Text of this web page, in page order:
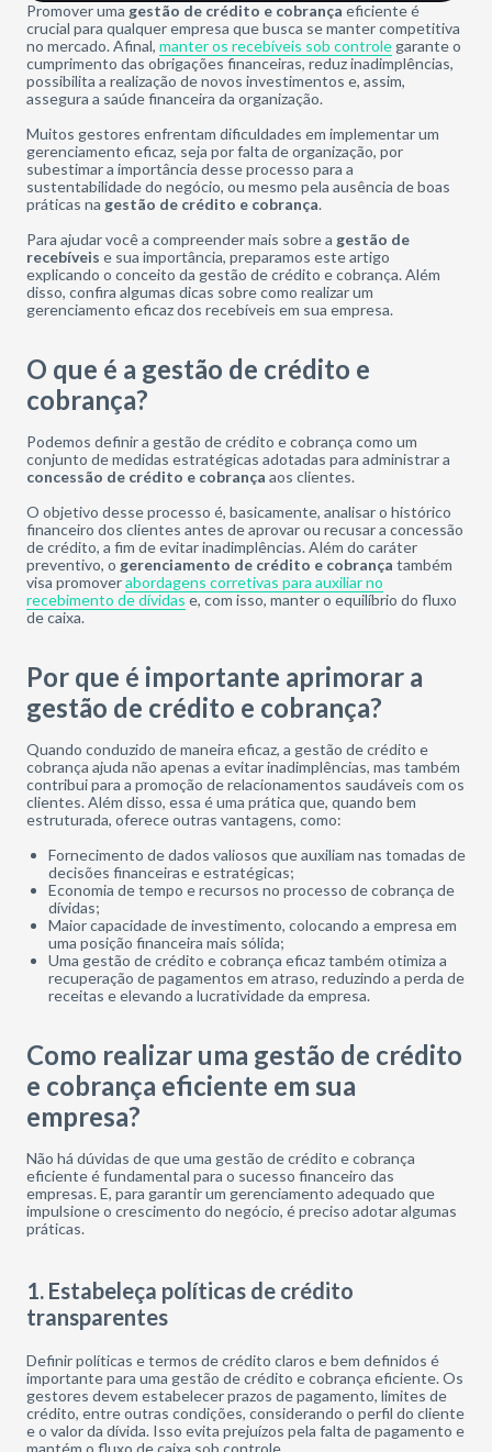
Promover uma gestão de crédito e cobrança eficiente é
crucial para qualquer empresa que busca se manter competitiva
no mercado. Afinal, manter os recebíveis sob controle garante o
cumprimento das obrigações financeiras, reduz inadimplências,
possibilita a realização de novos investimentos e, assim,
assegura a saúde financeira da organização.
Muitos gestores enfrentam dificuldades em implementar um
gerenciamento eficaz, seja por falta de organização, por
subestimar a importância desse processo para a
sustentabilidade do negócio, ou mesmo pela ausência de boas
práticas na gestão de crédito e cobrança.
Para ajudar você a compreender mais sobre a gestão de
recebíveis e sua importância, preparamos este artigo
explicando o conceito da gestão de crédito e cobrança. Além
disso, confira algumas dicas sobre como realizar um
gerenciamento eficaz dos recebíveis em sua empresa.
O que é a gestão de crédito e
cobrança?
Podemos definir a gestão de crédito e cobrança como um
conjunto de medidas estratégicas adotadas para administrar a
concessão de crédito e cobrança aos clientes.
O objetivo desse processo é, basicamente, analisar o histórico
financeiro dos clientes antes de aprovar ou recusar a concessão
de crédito, a fim de evitar inadimplências. Além do caráter
preventivo, o gerenciamento de crédito e cobrança também
visa promoverabordagens corretivas para auxiliar no
recebimento de dívidas e, com isso, manter o equilíbrio do fluxo
de caixa.
Por que é importante aprimorar a
gestão de crédito e cobrança?
Quando conduzido de maneira eficaz, a gestão de crédito e
cobrança ajuda não apenas a evitar inadimplências, mas também
contribui para a promoção de relacionamentos saudáveis com os
clientes. Além disso, essa é uma prática que, quando bem
estruturada, oferece outras vantagens, como:
Fornecimento de dados valiosos que auxiliam nas tomadas de
decisões financeiras e estratégicas;
Economia de tempo e recursos no processo de cobrança de
dívidas;
Maior capacidade de investimento, colocando a empresa em
uma posição financeira mais sólida;
Uma gestão de crédito e cobrança eficaz também otimiza a
recuperação de pagamentos em atraso, reduzindo a perda de
receitas e elevando a lucratividade da empresa.
Como realizar uma gestão de crédito
e cobrança eficiente em sua
empresa?
Não há dúvidas de que uma gestão de crédito e cobrança
eficiente é fundamental para o sucesso financeiro das
empresas. E, para garantir um gerenciamento adequado que
impulsione o crescimento do negócio, é preciso adotar algumas
práticas.
1. Estabeleça políticas de crédito
transparentes
Definir políticas e termos de crédito claros e bem definidos é
importante para uma gestão de crédito e cobrança eficiente. Os
gestores devem estabelecer prazos de pagamento, limites de
crédito, entre outras condições, considerando o perfil do cliente
e o valor da dívida. Isso evita prejuízos pela falta de pagamento e
mantém o fluxo de caixa sob controle.